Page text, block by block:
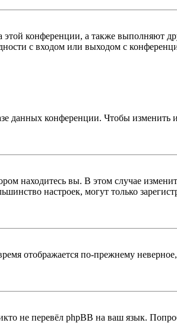
этой конференции, а также выполняют
с входом или выходом с
данных конференции. Чтобы изменить
находитесь вы. В этом случае
настроек, могут только
отображается по-прежнему
не перевёл phpBB на ваш язык.